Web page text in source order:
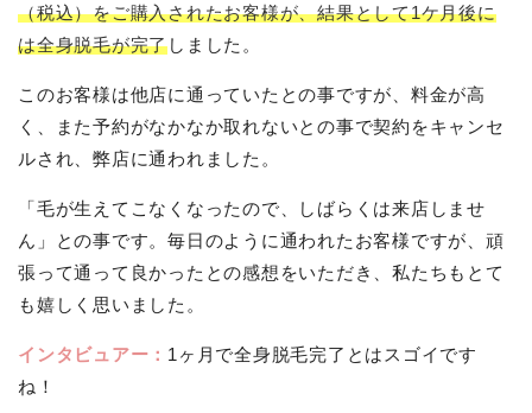
（税込）をご購入されたお客様が、結果として1ケ月後に
は全身脱毛が完了しました。
このお客様は他店に通っていたとの事ですが、料金が高
く、また予約がなかなか取れないとの事で契約をキャンセ
ルされ、弊店に通われました。
「毛が生えてこなくなったので、しばらくは来店しませ
ん」との事です。毎日のように通われたお客様ですが、頑
張って通って良かったとの感想をいただき、私たちもとて
も嬉しく思いました。
インタビュアー： 1ヶ月で全身脱毛完了とはスゴイです
ね！